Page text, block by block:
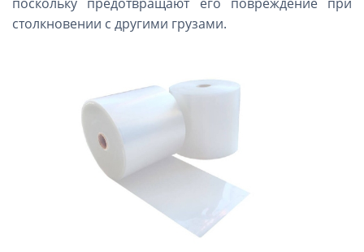
столкновении с другими грузами.